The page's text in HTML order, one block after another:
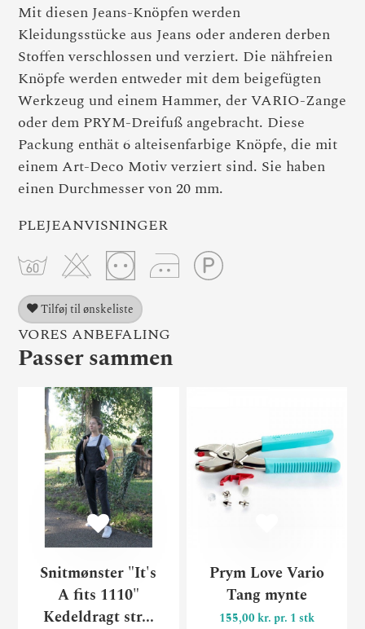
VORES ANBEFALING
Passer sammen
Snitmønster "It's
A fits 1110"
Kedeldragt str...
Prym Love Vario
Tang mynte
155,00 kr. pr. 1 stk
Mit diesen Jeans-Knöpfen werden
Kleidungsstücke aus Jeans oder anderen derben
Stoffen verschlossen und verziert. Die nähfreien
Knöpfe werden entweder mit dem beigefügten
Werkzeug und einem Hammer, der VARIO-Zange
oder dem PRYM-Dreifuß angebracht. Diese
Packung enthät 6 alteisenfarbige Knöpfe, die mit
einem Art-Deco Motiv verziert sind. Sie haben
einen Durchmesser von 20 mm.
PLEJEANVISNINGER
Tilføj til ønskeliste